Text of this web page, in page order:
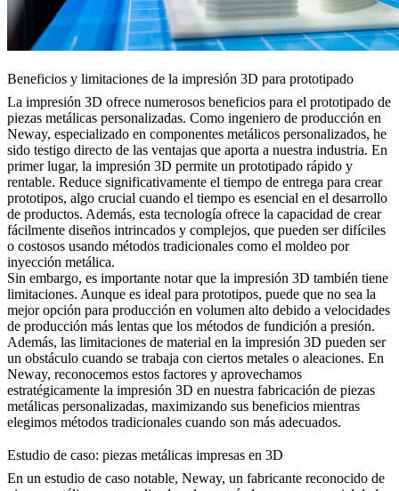
Beneficios y limitaciones de la impresión 3D para prototipado
La impresión 3D ofrece numerosos beneficios para el prototipado de
piezas metálicas personalizadas. Como ingeniero de producción en
Neway, especializado en componentes metálicos personalizados, he
sido testigo directo de las ventajas que aporta a nuestra industria. En
primer lugar, la impresión 3D permite un prototipado rápido y
rentable. Reduce significativamente el tiempo de entrega para crear
prototipos, algo crucial cuando el tiempo es esencial en el desarrollo
de productos. Además, esta tecnología ofrece la capacidad de crear
fácilmente diseños intrincados y complejos, que pueden ser difíciles
o costosos usando métodos tradicionales como el moldeo por
inyección metálica.
Sin embargo, es importante notar que la impresión 3D también tiene
limitaciones. Aunque es ideal para prototipos, puede que no sea la
mejor opción para producción en volumen alto debido a velocidades
de producción más lentas que los métodos de fundición a presión.
Además, las limitaciones de material en la impresión 3D pueden ser
un obstáculo cuando se trabaja con ciertos metales o aleaciones. En
Neway, reconocemos estos factores y aprovechamos
estratégicamente la impresión 3D en nuestra fabricación de piezas
metálicas personalizadas, maximizando sus beneficios mientras
elegimos métodos tradicionales cuando son más adecuados.
Estudio de caso: piezas metálicas impresas en 3D
En un estudio de caso notable, Neway, un fabricante reconocido de